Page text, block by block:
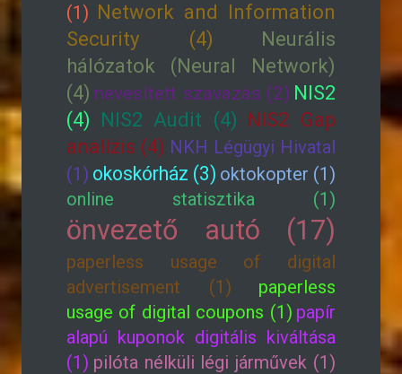
(1) Network and Information
Security (4)
Neurális
hálózatok (Neural Network)
(4) nevesített szavazás (2) NIS2
(4) NIS2 Audit (4) NIS2 Gap
analízis (4) NKH Légügyi Hivatal
(1) okoskórház (3) oktokopter (1)
online statisztika (1)
önvezető autó (17)
paperless usage of digital
advertisement (1)
paperless
usage of digital coupons (1) papír
alapú kuponok digitális kiváltása
(1) pilóta nélküli légi járművek (1)